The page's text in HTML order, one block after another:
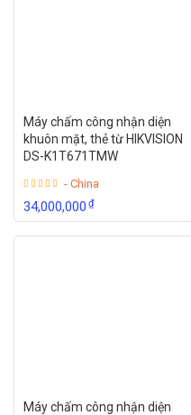
Máy chấm công nhận diện
khuôn mặt, thẻ từ HIKVISION
DS-K1T671TMW
- China
34,000,000₫
Máy chấm công nhận diện